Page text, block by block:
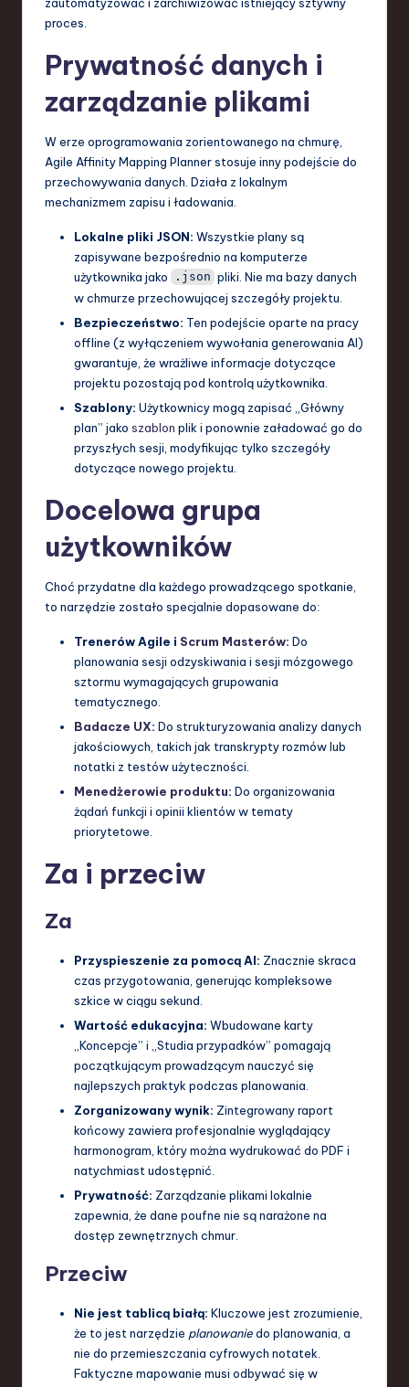
proces.
Prywatność danych i
zarządzanie plikami
W erze oprogramowania zorientowanego na chmurę,
Agile Affinity Mapping Planner stosuje inny podejście do
przechowywania danych. Działa z lokalnym
mechanizmem zapisu i ładowania.
Lokalne pliki JSON: Wszystkie plany są
zapisywane bezpośrednio na komputerze
użytkownika jako
.json pliki. Nie ma bazy danych
w chmurze przechowującej szczegóły projektu.
Bezpieczeństwo: Ten podejście oparte na pracy
offline (z wyłączeniem wywołania generowania AI)
gwarantuje, że wrażliwe informacje dotyczące
projektu pozostają pod kontrolą użytkownika.
Szablony: Użytkownicy mogą zapisać „Główny
plan” jako szablon plik i ponownie załadować go do
przyszłych sesji, modyfikując tylko szczegóły
dotyczące nowego projektu.
Docelowa grupa
użytkowników
Choć przydatne dla każdego prowadzącego spotkanie,
to narzędzie zostało specjalnie dopasowane do:
Trenerów Agile i Scrum Masterów: Do
planowania sesji odzyskiwania i sesji mózgowego
sztormu wymagających grupowania
tematycznego.
Badacze UX: Do strukturyzowania analizy danych
jakościowych, takich jak transkrypty rozmów lub
notatki z testów użyteczności.
Menedżerowie produktu: Do organizowania
żądań funkcji i opinii klientów w tematy
priorytetowe.
Za i przeciw
Za
Przyspieszenie za pomocą AI: Znacznie skraca
czas przygotowania, generując kompleksowe
szkice w ciągu sekund.
Wartość edukacyjna: Wbudowane karty
„Koncepcje” i „Studia przypadków” pomagają
początkującym prowadzącym nauczyć się
najlepszych praktyk podczas planowania.
Zorganizowany wynik: Zintegrowany raport
końcowy zawiera profesjonalnie wyglądający
harmonogram, który można wydrukować do PDF i
natychmiast udostępnić.
Prywatność: Zarządzanie plikami lokalnie
zapewnia, że dane poufne nie są narażone na
dostęp zewnętrznych chmur.
Przeciw
Nie jest tablicą białą: Kluczowe jest zrozumienie,
że to jest narzędzie planowaniedo planowania, a
nie do przemieszczania cyfrowych notatek.
Faktyczne mapowanie musi odbywać się w